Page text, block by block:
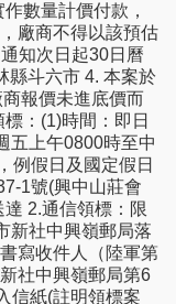
數量計價付款，
廠商不得以該預估
知次日起30日曆
縣斗六市 4. 本案於
報價未進底價而
：(1)時間：即日
五上午0800時至中
例假日及國定假日
1號(興中山莊會
2.通信領標：限
新社中興嶺郵局落
寫收件人（陸軍第
社中興嶺郵局第6
信紙(註明領標案